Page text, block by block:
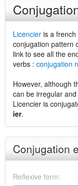
Licencier is a
conjugation pattern
link to see all the
verbs : conjugation
However, although
can be irregular
Licencier is
ier.
Conjugation
Reflexive form: